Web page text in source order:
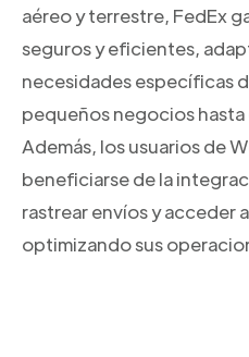
aéreo y terrestre, FedEx
seguros y eficientes,
necesidades específicas
pequeños negocios
Además, los usuarios de
beneficiarse de la
rastrear envíos y acceder
optimizando sus